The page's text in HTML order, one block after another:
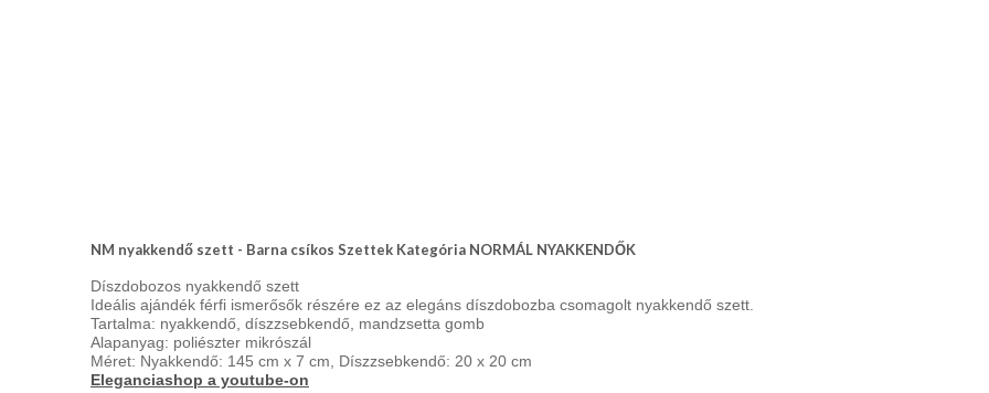
NM nyakkendő szett - Barna csíkos Szettek Kategória NORMÁL NYAKKENDŐK
Díszdobozos nyakkendő szett
Ideális ajándék férfi ismerősők részére ez az elegáns díszdobozba csomagolt nyakkendő szett.
Tartalma: nyakkendő, díszzsebkendő, mandzsetta gomb
Alapanyag: poliészter mikrószál
Méret: Nyakkendő: 145 cm x 7 cm, Díszzsebkendő: 20 x 20 cm
Eleganciashop a youtube-on